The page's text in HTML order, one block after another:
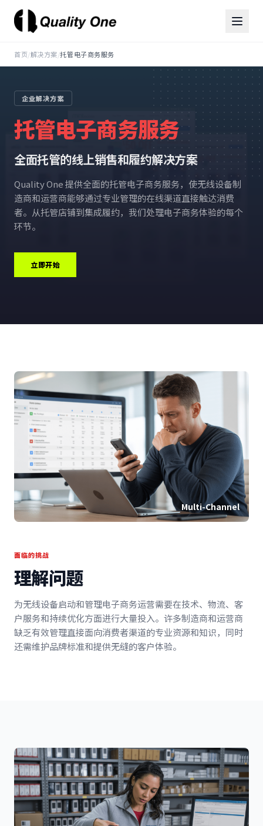
首页/解决方案/托管电子商务服务
企业解决方案
托管电子商务服务
全面托管的线上销售和履约解决方案
Quality One 提供全面的托管电子商务服务，使无线设备制
造商和运营商能够通过专业管理的在线渠道直接触达消费
者。从托管店铺到集成履约，我们处理电子商务体验的每个
环节。
立即开始
Multi-Channel
面临的挑战
理解问题
为无线设备启动和管理电子商务运营需要在技术、物流、客
户服务和持续优化方面进行大量投入。许多制造商和运营商
缺乏有效管理直接面向消费者渠道的专业资源和知识，同时
还需维护品牌标准和提供无缝的客户体验。